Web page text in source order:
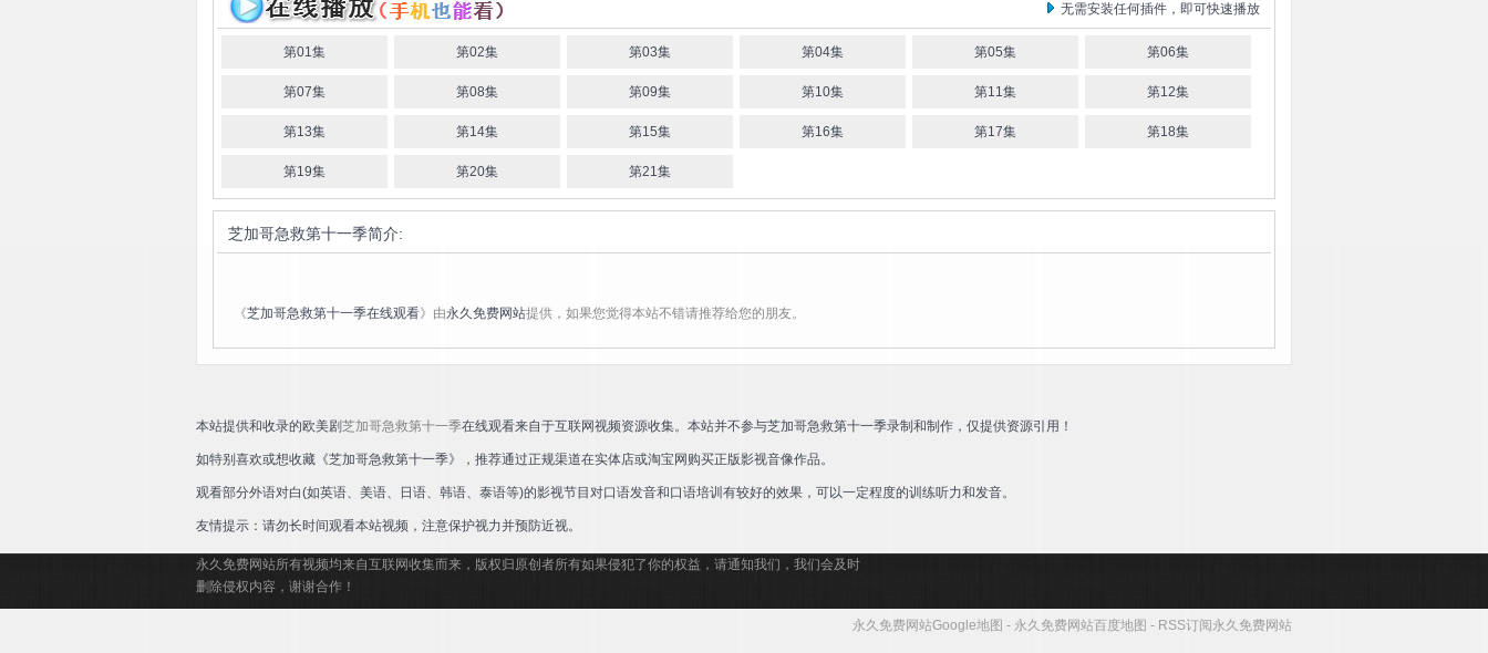
瑞奇·何 伊丽莎白·桑德
罗伯特·乔伊 艾恩·贝利
卡塔琳娜·桑地诺·
萨曼莎·布朗
西蒙·韦伯斯特
汉娜·切尔敏 克洛伊·范·兰
德肖特 佩加·贾法里
ち 游井亮子 竹中直人
萨拉·加西亚
瓦拉
马特·弗
丹
艾米莉·麦迪森
布莱 珍娜·希尔斯 玛丽埃
斯
无需安装任何插件，即可快速播放
第01集 第02集 第03集 第04集 第05集 第06集
第07集 第08集 第09集 第10集 第11集 第12集
第13集 第14集 第15集 第16集 第17集 第18集
第19集 第20集 第21集
芝加哥急救第十一季简介:
《芝加哥急救第十一季在线观看》由永久免费网站提供，如果您觉得本站不错请推荐给您的朋友。
本站提供和收录的欧美剧芝加哥急救第十一季在线观看来自于互联网视频资源收集。本站并不参与芝加哥急救第十一季录制和制作，仅提供资源引用！
如特别喜欢或想收藏《芝加哥急救第十一季》，推荐通过正规渠道在实体店或淘宝网购买正版影视音像作品。
观看部分外语对白(如英语、美语、日语、韩语、泰语等)的影视节目对口语发音和口语培训有较好的效果，可以一定程度的训练听力和发音。
友情提示：请勿长时间观看本站视频，注意保护视力并预防近视。
永久免费网站所有视频均来自互联网收集而来，版权归原创者所有如果侵犯了你的权益，请通知我们，我们会及时
删除侵权内容，谢谢合作！
永久免费网站Google地图 - 永久免费网站百度地图 - RSS订阅永久免费网站